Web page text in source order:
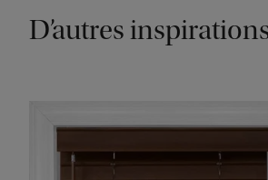
D’autres